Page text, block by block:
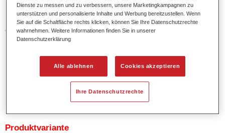
und Bus Bereich entwickelt worden. Er kann durch seine
passivierende Wirkung sowohl auf Stahl als auch auf
Aluminium und Edelstahl eingesetzt werden.
Produktmerkmale
Zinkchromat frei und entspricht somit der REACH
Richtlinie.
Produktvariante
Dienste zu messen und zu verbessern, unsere Marketingkampagnen zu
unterstützen und personalisierte Inhalte und Werbung bereitzustellen. Wenn
Sie auf die Schaltfläche rechts klicken, können Sie Ihre Datenschutzrechte
wahrnehmen. Weitere Informationen finden Sie in unserer
Datenschutzerklärung
Alle ablehnen Cookies akzeptieren
Ihre Datenschutzrechte